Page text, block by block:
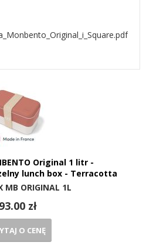
Original 1 litr -
lunch box - Terracotta
MB ORIGINAL 1L
zł
O CENĘ